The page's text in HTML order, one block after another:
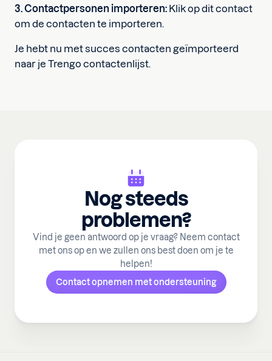
3. Contactpersonen importeren: Klik op dit contact
om de contacten te importeren.
Je hebt nu met succes contacten geïmporteerd
naar je Trengo contactenlijst.
Nog steeds
problemen?
Vind je geen antwoord op je vraag? Neem contact
met ons op en we zullen ons best doen om je te
helpen!
Contact opnemen met ondersteuning